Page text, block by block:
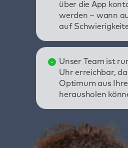
über die App
werden – wann
auf
Unser Team ist
Uhr erreichbar,
Optimum aus
herausholen